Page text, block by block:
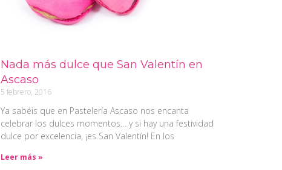
Nada más dulce que San Valentín en
Ascaso
5 febrero, 2016
Ya sabéis que en Pastelería Ascaso nos encanta
celebrar los dulces momentos… y si hay una festividad
dulce por excelencia, ¡es San Valentín! En los
Leer más »